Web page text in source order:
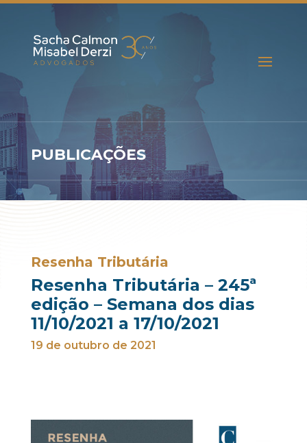
PUBLICAÇÕES
Resenha Tributária
Resenha Tributária – 245ª
edição – Semana dos dias
11/10/2021 a 17/10/2021
19 de outubro de 2021